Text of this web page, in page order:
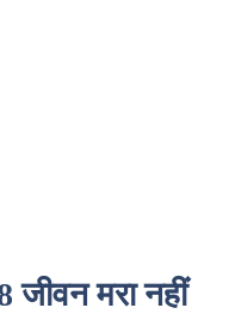
जीवन मरा नहीं